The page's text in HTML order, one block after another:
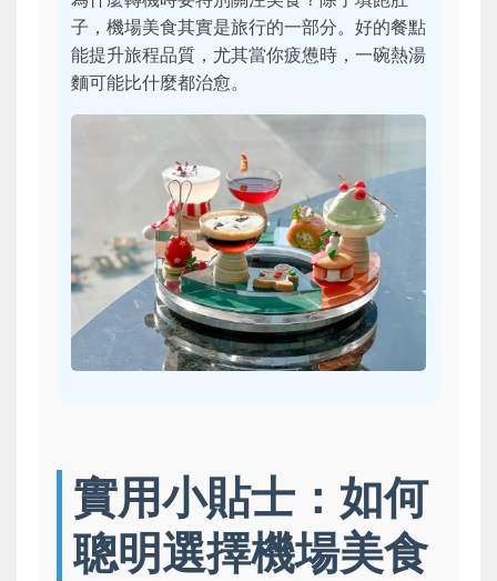
子，機場美食其實是旅行的一部分。好的餐點
能提升旅程品質，尤其當你疲憊時，一碗熱湯
麵可能比什麼都治愈。
實用小貼士：如何
聰明選擇機場美食